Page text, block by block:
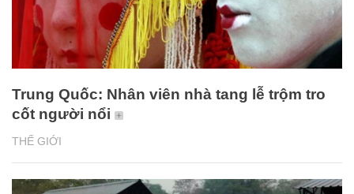
THẾ GIỚI
Trung Quốc: Nhân viên nhà tang lễ trộm tro
cốt người nổi